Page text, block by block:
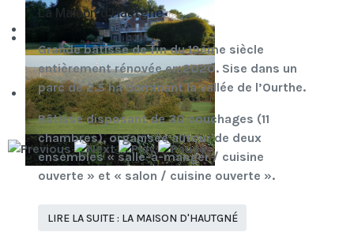
La Maison d'Hautgné
Grande bâtisse de fin du 19ème siècle
entièrement rénovée en 2020. Sise dans un
parc de 2.5 ha dominant la vallée de l’Ourthe.
Bâtisse disposant de 30 couchages (11
chambres), organisée autour de deux
ensembles « salle-à-manger / cuisine
ouverte » et « salon / cuisine ouverte ».
LIRE LA SUITE : LA MAISON D'HAUTGNÉ